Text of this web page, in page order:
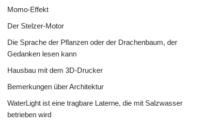
Momo-Effekt
Der Stelzer-Motor
Die Sprache der Pflanzen oder der Drachenbaum, der
Gedanken lesen kann
Hausbau mit dem 3D-Drucker
Bemerkungen über Architektur
WaterLight ist eine tragbare Laterne, die mit Salzwasser
betrieben wird